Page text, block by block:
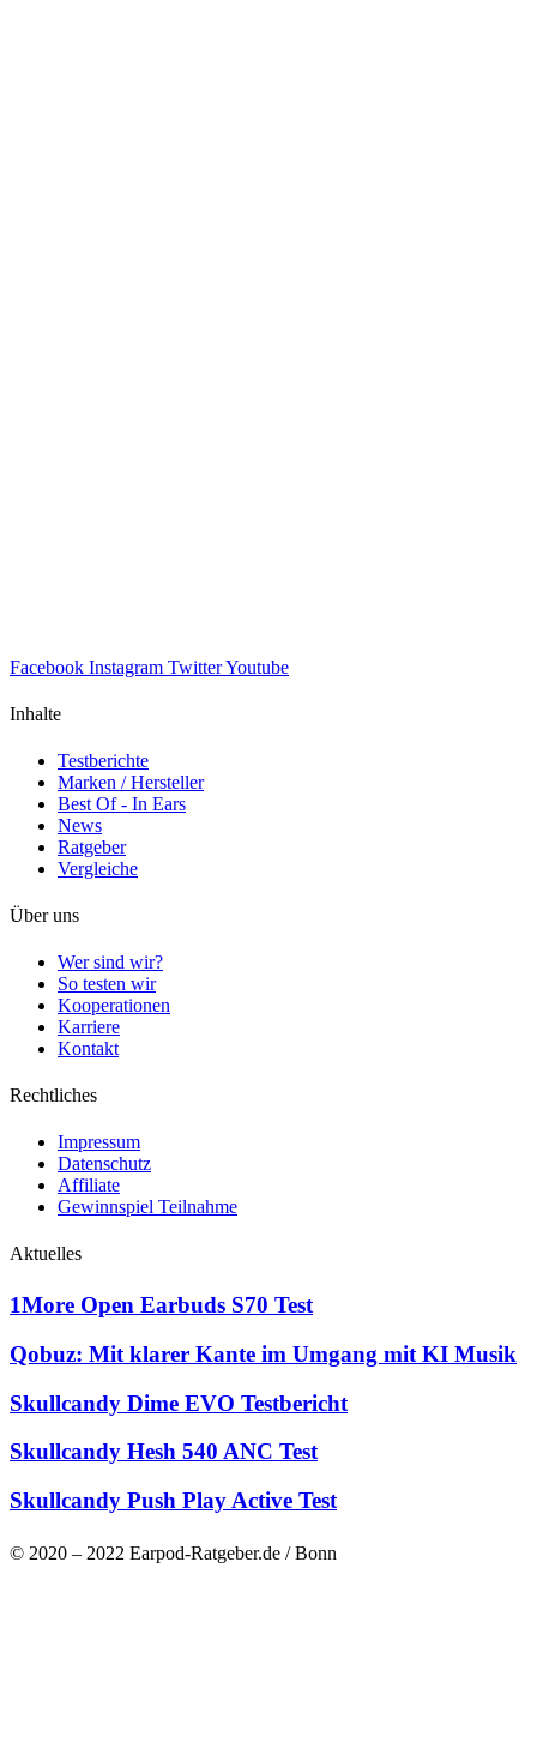
Facebook Instagram TwitterYoutube
Inhalte
Testberichte
Marken / Hersteller
Best Of - In Ears
News
Ratgeber
Vergleiche
Über uns
Wer sind wir?
So testen wir
Kooperationen
Karriere
Kontakt
Rechtliches
Impressum
Datenschutz
Affiliate
Gewinnspiel Teilnahme
Aktuelles
1More Open Earbuds S70 Test
Qobuz: Mit klarer Kante im Umgang mit KI Musik
Skullcandy Dime EVO Testbericht
Skullcandy Hesh 540 ANC Test
Skullcandy Push Play Active Test
© 2020 – 2022 Earpod-Ratgeber.de / Bonn